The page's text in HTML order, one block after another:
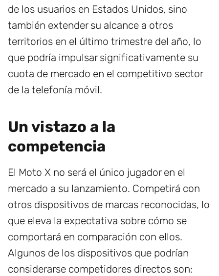
de los usuarios en Estados Unidos, sino
también extender su alcance a otros
territorios en el último trimestre del año, lo
que podría impulsar significativamente su
cuota de mercado en el competitivo sector
de la telefonía móvil.
Un vistazo a la
competencia
El Moto X no será el único jugador en el
mercado a su lanzamiento. Competirá con
otros dispositivos de marcas reconocidas, lo
que eleva la expectativa sobre cómo se
comportará en comparación con ellos.
Algunos de los dispositivos que podrían
considerarse competidores directos son: